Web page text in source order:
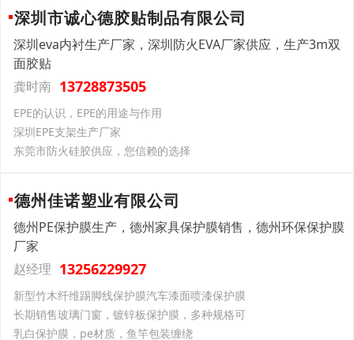
深圳市诚心德胶贴制品有限公司
深圳eva内衬生产厂家，深圳防火EVA厂家供应，生产3m双
面胶贴
龚时南 13728873505
EPE的认识，EPE的用途与作用
深圳EPE支架生产厂家
东莞市防火硅胶供应，您信赖的选择
德州佳诺塑业有限公司
德州PE保护膜生产，德州家具保护膜销售，德州环保保护膜
厂家
赵经理 13256229927
新型竹木纤维踢脚线保护膜汽车漆面喷漆保护膜
长期销售玻璃门窗，镀锌板保护膜，多种规格可
乳白保护膜，pe材质，鱼竿包装缠绕